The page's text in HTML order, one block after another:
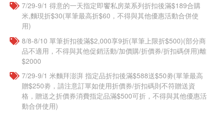
7/29-9/1 得意的一天指定即饗私房菜系列折扣後滿$189合購
米,麵現折$30(單筆最高折$60，不得與其他優惠活動合併使
用)
8/8-8/10 單筆折扣後滿$2,000享9折(單筆上限折$500)(部分商
品不適用，不得與其他促銷活動/加價購/折價券/折扣碼併用)離
$2000
7/29-9/1 米麵拜澎湃 指定品折扣後滿$588送$50劵(單筆最高
贈$250劵，請注意訂單如使用折價券/折扣碼則不符贈送資
格，贈送之折價券消費指定品滿$500可折，不得與其他優惠活
動合併使用)